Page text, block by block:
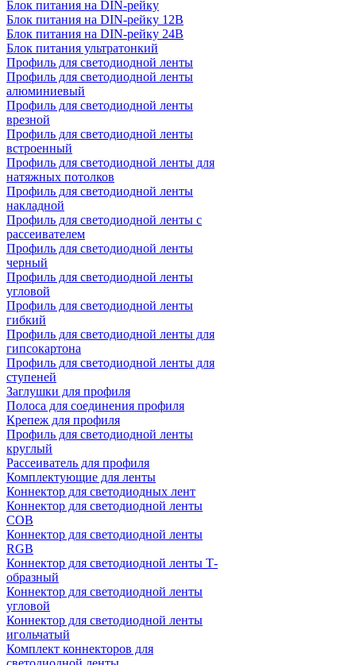
Блок питания на DIN-рейку
Блок питания на DIN-рейку 12В
Блок питания на DIN-рейку 24В
Блок питания ультратонкий
Профиль для светодиодной ленты
Профиль для светодиодной ленты
алюминиевый
Профиль для светодиодной ленты
врезной
Профиль для светодиодной ленты
встроенный
Профиль для светодиодной ленты для
натяжных потолков
Профиль для светодиодной ленты
накладной
Профиль для светодиодной ленты с
рассеивателем
Профиль для светодиодной ленты
черный
Профиль для светодиодной ленты
угловой
Профиль для светодиодной ленты
гибкий
Профиль для светодиодной ленты для
гипсокартона
Профиль для светодиодной ленты для
ступеней
Заглушки для профиля
Полоса для соединения профиля
Крепеж для профиля
Профиль для светодиодной ленты
круглый
Рассеиватель для профиля
Комплектующие для ленты
Коннектор для светодиодных лент
Коннектор для светодиодной ленты
COB
Коннектор для светодиодной ленты
RGB
Коннектор для светодиодной ленты Т-
образный
Коннектор для светодиодной ленты
угловой
Коннектор для светодиодной ленты
игольчатый
Комплект коннекторов для